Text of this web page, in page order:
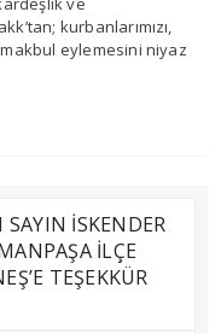
kurbanlarımızı,
eylemesini niyaz
İSKENDER
İLÇE
TEŞEKKÜR